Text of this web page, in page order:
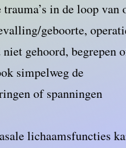
in de loop van
geboorte,
gehoord, begrepen
simpelweg de
of spanningen
lichaamsfuncties